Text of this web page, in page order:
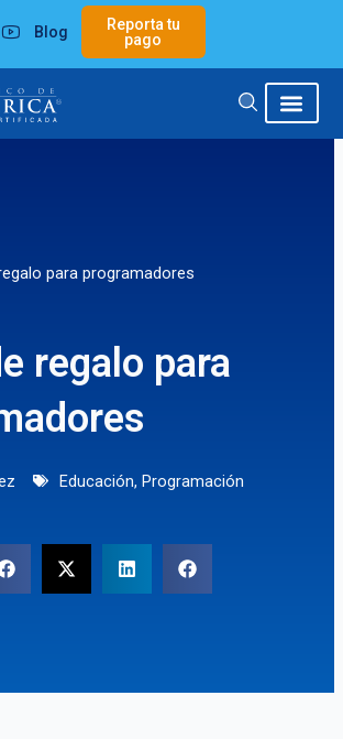
Blog
Reporta tu
pago
para programadores
regalo para
Educación, Programación